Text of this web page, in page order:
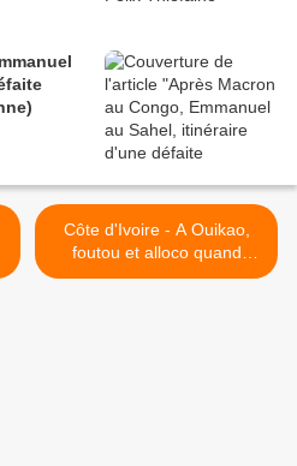
Côte d'Ivoire - A Ouikao,
foutou et alloco quand
même ! >